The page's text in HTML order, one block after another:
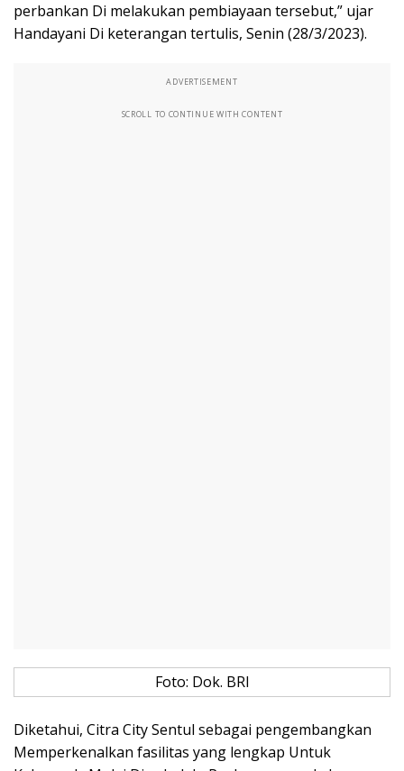
perbankan Di melakukan pembiayaan tersebut,” ujar
Handayani Di keterangan tertulis, Senin (28/3/2023).
ADVERTISEMENT
SCROLL TO CONTINUE WITH CONTENT
Foto: Dok. BRI
Diketahui, Citra City Sentul sebagai pengembangkan
Memperkenalkan fasilitas yang lengkap Untuk